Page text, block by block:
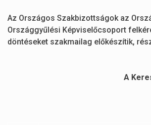
Az Országos Szakbizottságok az
Országgyűlési Képviselőcsoport
döntéseket szakmailag előkészítik,
A